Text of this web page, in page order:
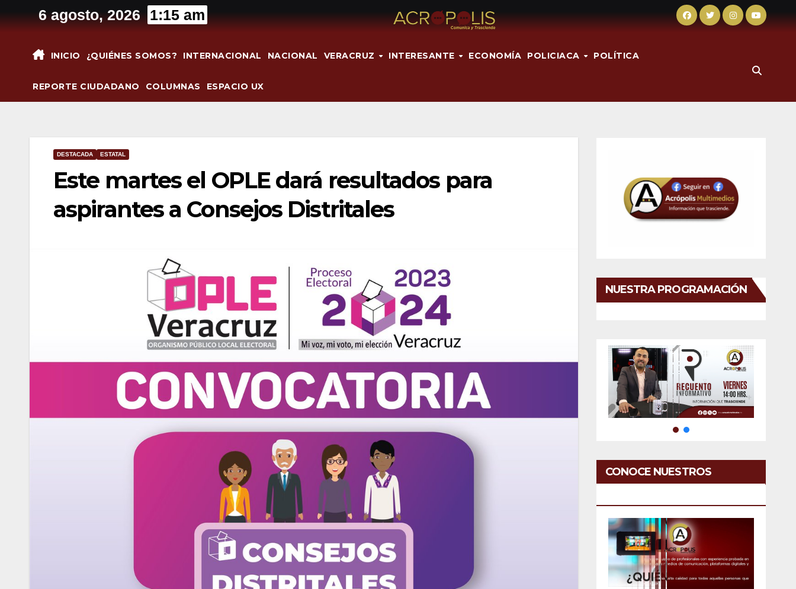
al
6 agosto, 2026 1:15 am
INICIO ¿QUIÉNES SOMOS? INTERNACIONAL NACIONAL VERACRUZ INTERESANTE ECONOMÍA POLICIACA POLÍTICA
REPORTE CIUDADANO COLUMNAS ESPACIO UX
DESTACADA ESTATAL
Este martes el OPLE dará resultados para
aspirantes a Consejos Distritales
NUESTRA PROGRAMACIÓN
CONOCE NUESTROS